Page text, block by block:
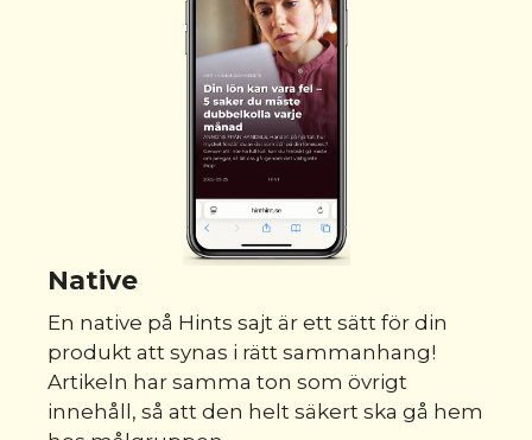
Native
En native på Hints sajt är ett sätt för din
produkt att synas i rätt sammanhang!
Artikeln har samma ton som övrigt
innehåll, så att den helt säkert ska gå hem